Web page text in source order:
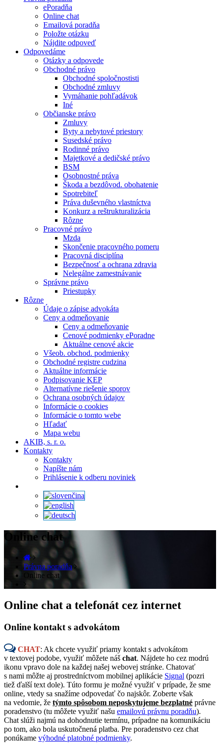
ePoradňa
Online chat
Emailová poradňa
Položte otázku
Nájdite odpoveď
Odpovedáme
Otázky a odpovede
Obchodné právo
Obchodné spoločnostisti
Obchodné zmluvy
Vymáhanie pohľadávok
Iné
Občianske právo
Zmluvy
Byty a nebytové priestory
Susedské právo
Rodinné právo
Majetkové a dedičské právo
BSM
Osobnostné práva
Škoda a bezdôvod. obohatenie
Spotrebiteľ
Práva duševného vlastníctva
Konkurz a reštrukturalizácia
Rôzne
Pracovné právo
Mzda
Skončenie pracovného pomeru
Pracovná disciplína
Bezpečnosť a ochrana zdravia
Nelegálne zamestnávanie
Správne právo
Priestupky
Rôzne
Údaje o zápise advokáta
Ceny a odmeňovanie
Ceny a odmeňovanie
Cenové podmienky ePoradne
Aktuálne cenové akcie
Všeob. obchod. podmienky
Obchodné registre cudzina
Aktuálne informácie
Podpisovanie KEP
Alternatívne riešenie sporov
Ochrana osobných údajov
Informácie o cookies
Informácie o tomto webe
Hľadať
Mapa webu
AKIB, s. r. o.
Kontakty
Kontakty
Napíšte nám
Prihlásenie k odberu noviniek
Online chat
Právna poradňa
Online chat
Online chat a telefonát cez internet
Online kontakt s advokátom
CHAT: Ak chcete využiť priamy kontakt s advokátom
v textovej podobe, využiť môžete náš chat. Nájdete ho cez modrú
ikonu vpravo dole na každej našej webovej stránke. Chatovať
s nami môžte aj prostredníctvom mobilnej aplikácie Signal (pozri
tiež ďalší text dole). Túto formu je možné využiť v prípade, že sme
online, vtedy sa snažíme odpovedať čo najskôr. Zoberte však
na vedomie, že týmto spôsobom neposkytujeme bezplatné právne
poradenstvo (tu môžete využiť našu emailovú právnu poradňu).
Chat slúži najmú na dohodnutie termínu, prípadne na komunikáciu
po tom, ako bola uskutočnená platba. Pre poradenstvo cez chat
ponúkame výhodné platobné podmienky.